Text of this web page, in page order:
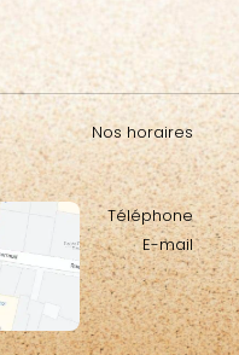
Nos horaires
Téléphone
E-mail